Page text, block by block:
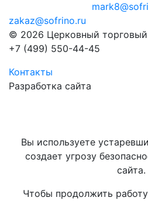
zakaz@sofrino.ru
© 2026 Церковный
+7 (499) 550-44-45
Контакты
Разработка сайта
Вы используете
создает угрозу
сайта.
Чтобы продолжить